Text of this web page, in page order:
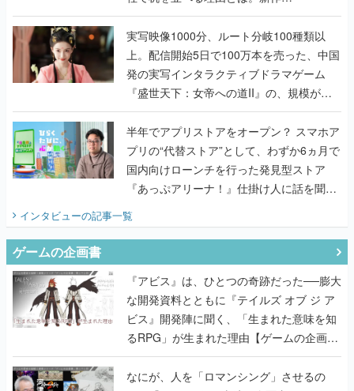
『TATSUJIN EXTREME』で初タッグを組
んだレジェンド2人に訊く開発秘話
実写映像1000分、ルート分岐100種類以
上。配信開始5日で100万本を売った、中国
発の実写インタラクティブドラマゲーム
『盛世天下：女帝への道II』の、規模が違
うこだわりをプロデューサーに聞いた
半年でアプリストアをオープン？ スマホア
プリの“代替ストア”として、わずか6ヵ月で
国内向けローンチを行った発見型ストア
『あっぷアリーナ！』仕掛け人に話を聞い
インタビューの記事一覧
ゲームの企画書
『アビス』は、ひとつの奇跡だった──膨大
な開発資料とともに『テイルズ オブ ジ ア
ビス』開発陣に聞く、「生まれた意味を知
るRPG」が生まれた理由【ゲームの企画
書】
なにが、人を「ロマンシング」させるの